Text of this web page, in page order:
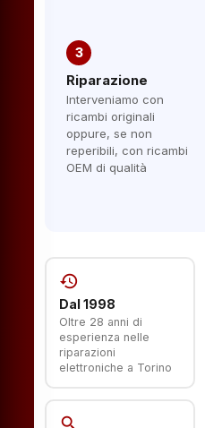
3
Riparazione
Interveniamo con
ricambi originali
oppure, se non
reperibili, con ricambi
OEM di qualità
history
Dal 1998
Oltre 28 anni di
esperienza nelle
riparazioni
elettroniche a Torino
search